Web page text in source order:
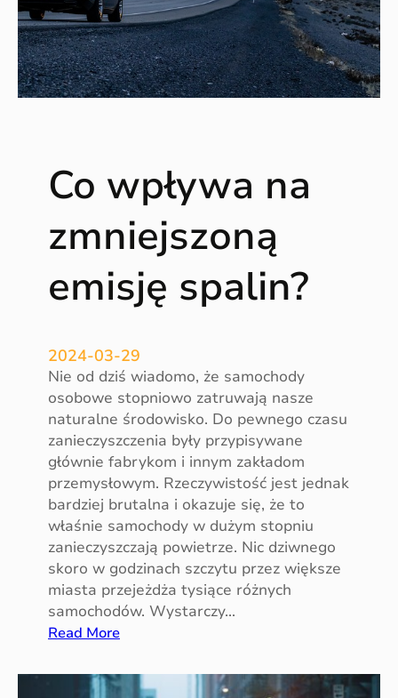
Co wpływa na
zmniejszoną
emisję spalin?
2024-03-29
Nie od dziś wiadomo, że samochody
osobowe stopniowo zatruwają nasze
naturalne środowisko. Do pewnego czasu
zanieczyszczenia były przypisywane
głównie fabrykom i innym zakładom
przemysłowym. Rzeczywistość jest jednak
bardziej brutalna i okazuje się, że to
właśnie samochody w dużym stopniu
zanieczyszczają powietrze. Nic dziwnego
skoro w godzinach szczytu przez większe
miasta przejeżdża tysiące różnych
samochodów. Wystarczy…
Read More:
o